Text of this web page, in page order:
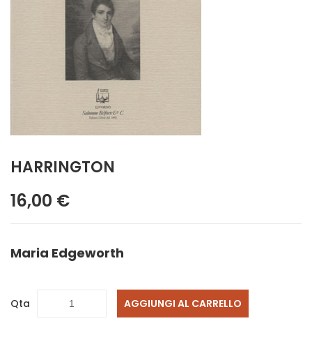
HARRINGTON
16,00 €
Maria Edgeworth
Qta AGGIUNGI AL CARRELLO